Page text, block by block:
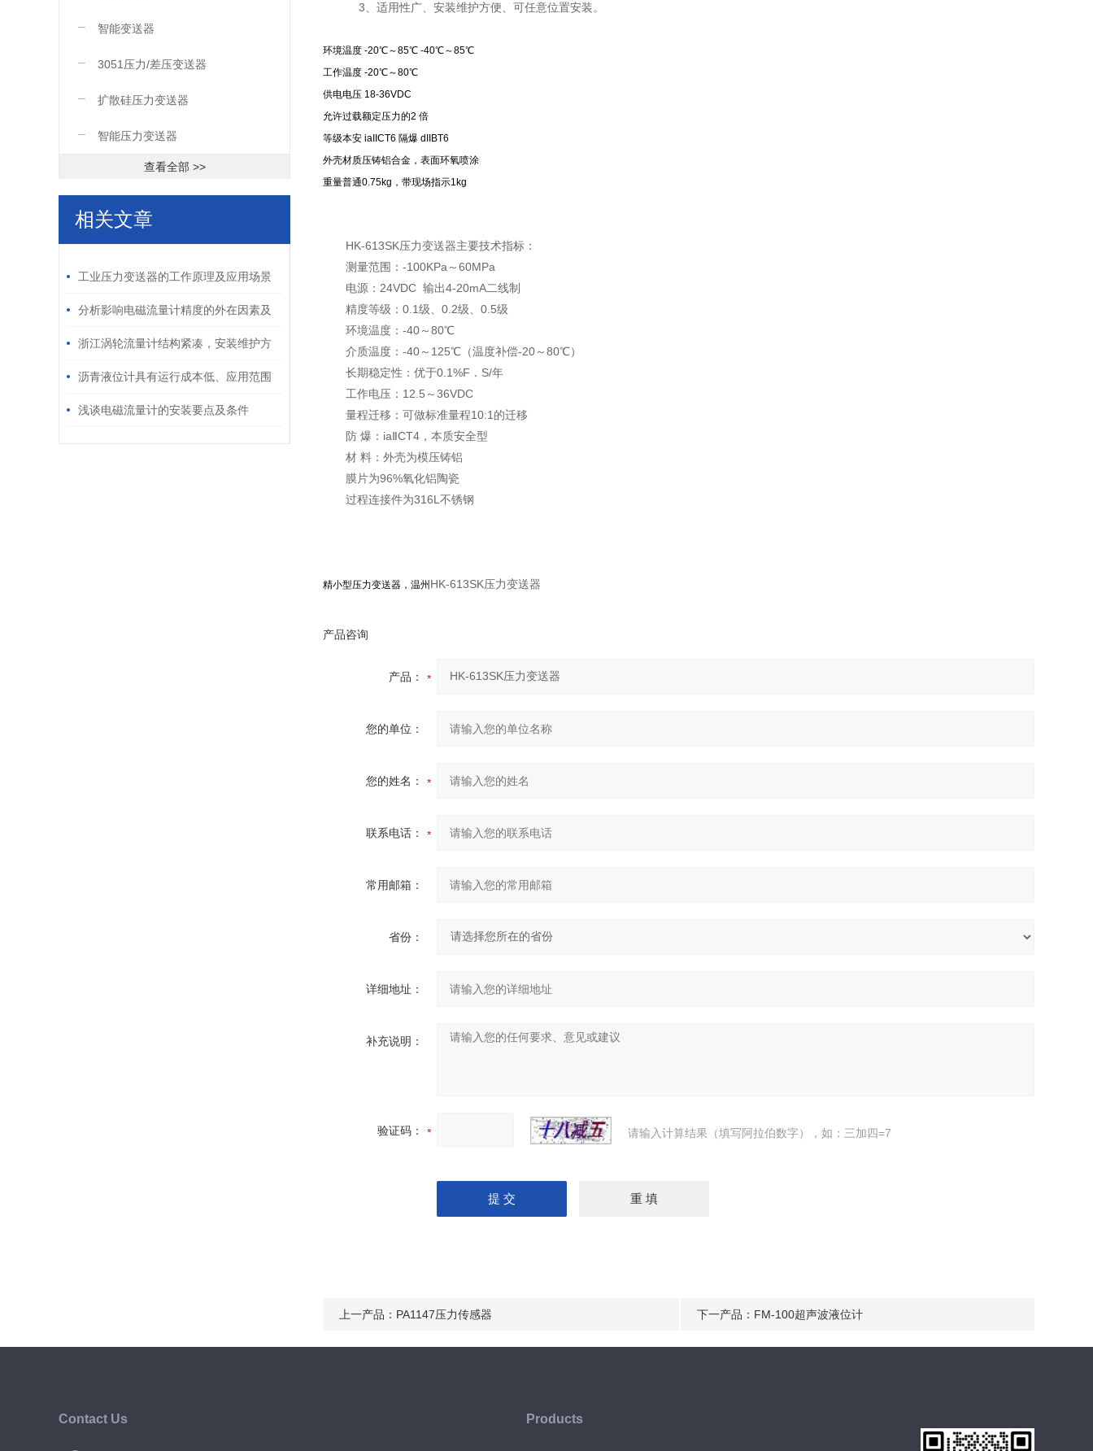
智能变送器
3051压力/差压变送器
扩散硅压力变送器
智能压力变送器
查看全部 >>
相关文章
工业压力变送器的工作原理及应用场景
分析影响电磁流量计精度的外在因素及
处理方法
浙江涡轮流量计结构紧凑，安装维护方
便 沥青液位计具有运行成本低、应用范围
广等优点
浅谈电磁流量计的安装要点及条件
3、适用性广、安装维护方便、可任意位置安装。
环境温度 -20℃～85℃ -40℃～85℃
工作温度 -20℃～80℃
供电电压 18-36VDC
允许过载额定压力的2 倍
等级本安 iaIICT6 隔爆 dIIBT6
外壳材质压铸铝合金，表面环氧喷涂
重量普通0.75kg，带现场指示1kg
HK-613SK压力变送器主要技术指标：
测量范围：-100KPa～60MPa
电源：24VDC 输出4-20mA二线制
精度等级：0.1级、0.2级、0.5级
环境温度：-40～80℃
介质温度：-40～125℃（温度补偿-20～80℃）
长期稳定性：优于0.1%F．S/年
工作电压：12.5～36VDC
量程迁移：可做标准量程10:1的迁移
防 爆：iaⅡCT4，本质安全型
材 料：外壳为模压铸铝
膜片为96%氧化铝陶瓷
过程连接件为316L不锈钢
精小型压力变送器，温州 HK-613SK压力变送器
产品咨询
产品：
您的单位：
您的姓名：
联系电话：
常用邮箱：
省份：
详细地址：
补充说明：
验证码： 请输入计算结果（填写阿拉伯数字），如：三加四=7
上一产品： PA1147压力传感器 下一产品： FM-100超声波液位计
Contact Us Products